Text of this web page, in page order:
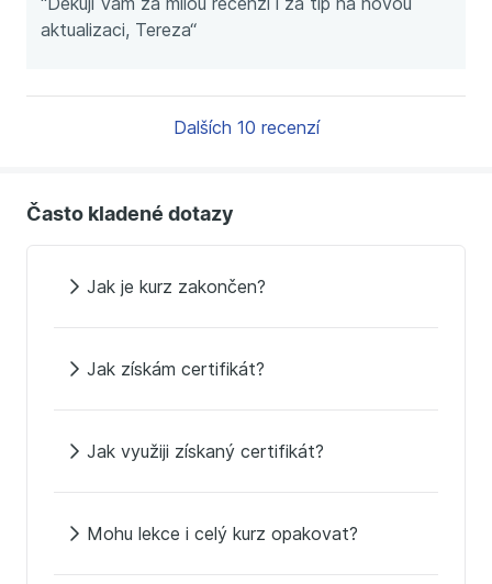
aktualizaci, Tereza“
Dalších 10 recenzí
Často kladené dotazy
Jak je kurz zakončen?
Jak získám certifikát?
Jak využiji získaný certifikát?
Mohu lekce i celý kurz opakovat?